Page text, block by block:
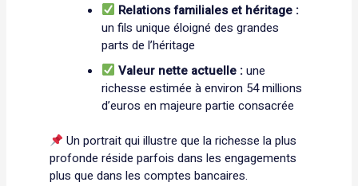
Relations familiales et héritage :
un fils unique éloigné des grandes
parts de l’héritage
Valeur nette actuelle :une
richesse estimée à environ 54 millions
d’euros en majeure partie consacrée
Un portrait qui illustre que la richesse la plus
profonde réside parfois dans les engagements
plus que dans les comptes bancaires.